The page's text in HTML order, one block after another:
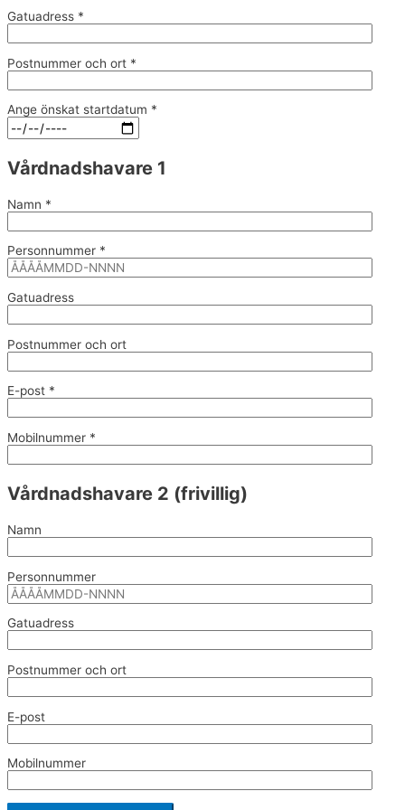
Gatuadress *
Postnummer och ort *
Ange önskat startdatum *
Vårdnadshavare 1
Namn *
Personnummer *
Gatuadress
Postnummer och ort
E-post *
Mobilnummer *
Vårdnadshavare 2 (frivillig)
Namn
Personnummer
Gatuadress
Postnummer och ort
E-post
Mobilnummer